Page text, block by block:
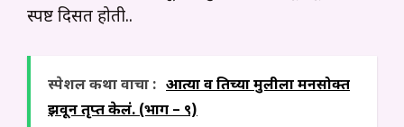
स्पष्ट दिसत होती..
स्पेशल कथा वाचा : आत्या व तिच्या मुलीला मनसोक्त
झवून तृप्त केलं. (भाग – ९)